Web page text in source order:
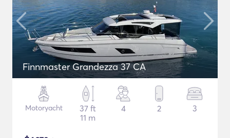
Finnmaster Grandezza 37 CA
Motoryacht
37 ft
11 m
4 2 3